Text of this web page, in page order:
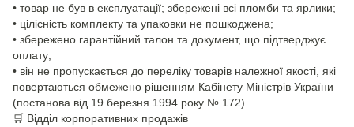
• товар не був в експлуатації; збережені всі пломби та ярлики;
• цілісність комплекту та упаковки не пошкоджена;
• збережено гарантійний талон та документ, що підтверджує
оплату;
• він не пропускається до переліку товарів належної якості, які
повертаються обмежено рішенням Кабінету Міністрів України
(постанова від 19 березня 1994 року № 172).
🛒 Відділ корпоративних продажів